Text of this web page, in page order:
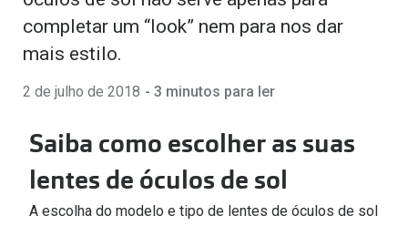
🔴Outlet
Categoria
Mulher
Homem
Criança
Acessórios
Miopia/
iWear -
completar um “look” nem para nos dar
mais estilo.
2 de julho de 2018 - 3 minutos para ler
Saiba como escolher as suas
lentes de óculos de sol
A escolha do modelo e tipo de lentes de óculos de sol